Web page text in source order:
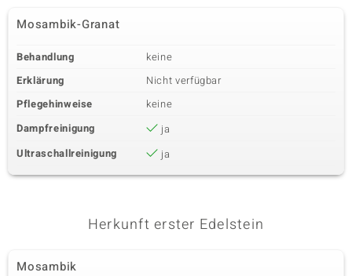
Mosambik-Granat
Behandlung
keine
Erklärung
Nicht verfügbar
Pflegehinweise
keine
Dampfreinigung
ja
Ultraschallreinigung
ja
Herkunft erster Edelstein
Mosambik